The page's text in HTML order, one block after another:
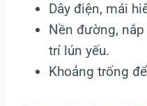
Dây điện, mái
Nền đường,
trí lún yếu.
Khoảng trống